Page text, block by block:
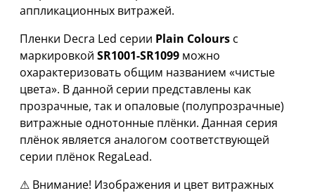
аппликационных витражей.
Пленки Decra Led серии Plain Colours с
маркировкой SR1001-SR1099 можно
охарактеризовать общим названием «чистые
цвета». В данной серии представлены как
прозрачные, так и опаловые (полупрозрачные)
витражные однотонные плёнки. Данная серия
плёнок является аналогом соответствующей
серии плёнок RegaLead.
⚠ Внимание! Изображения и цвет витражных